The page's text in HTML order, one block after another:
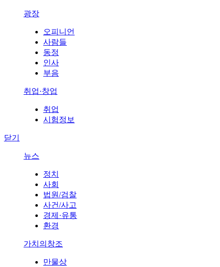
광장
오피니언
사람들
동정
인사
부음
취업·창업
취업
시험정보
닫기
뉴스
정치
사회
법원/검찰
사건/사고
경제·유통
환경
가치의창조
만물상